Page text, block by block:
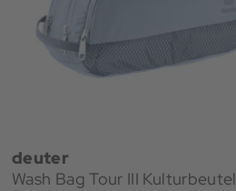
deuter
Wash Bag Tour III Kulturbeutel